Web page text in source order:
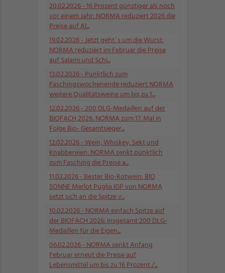
20.02.2026- 16 Prozent günstiger als noch
vor einem Jahr: NORMA reduziert 2026 die
Preise auf Al...
19.02.2026- Jetzt geht´s um die Wurst:
NORMA reduziert im Februar die Preise
auf Salami und Schi...
13.02.2026- Pünktlich zum
Faschingswochenende reduziert NORMA
weitere Qualitätsweine um bis zu 1...
12.02.2026- 200 DLG-Medaillen auf der
BIOFACH 2026: NORMA zum 17. Mal in
Folge Bio- Gesamtsieger...
12.02.2026- Wein, Whiskey, Sekt und
Knabbereien: NORMA senkt pünktlich
zum Fasching die Preise a...
11.02.2026- Bester Bio-Rotwein: BIO
SONNE Merlot Puglia IGP von NORMA
setzt sich an die Spitze v...
10.02.2026- NORMA einfach Spitze auf
der BIOFACH 2026: Insgesamt 200 DLG-
Medaillen für die Eigen...
06.02.2026- NORMA senkt Anfang
Februar erneut die Preise auf
Lebensmittel um bis zu 16 Prozent /...